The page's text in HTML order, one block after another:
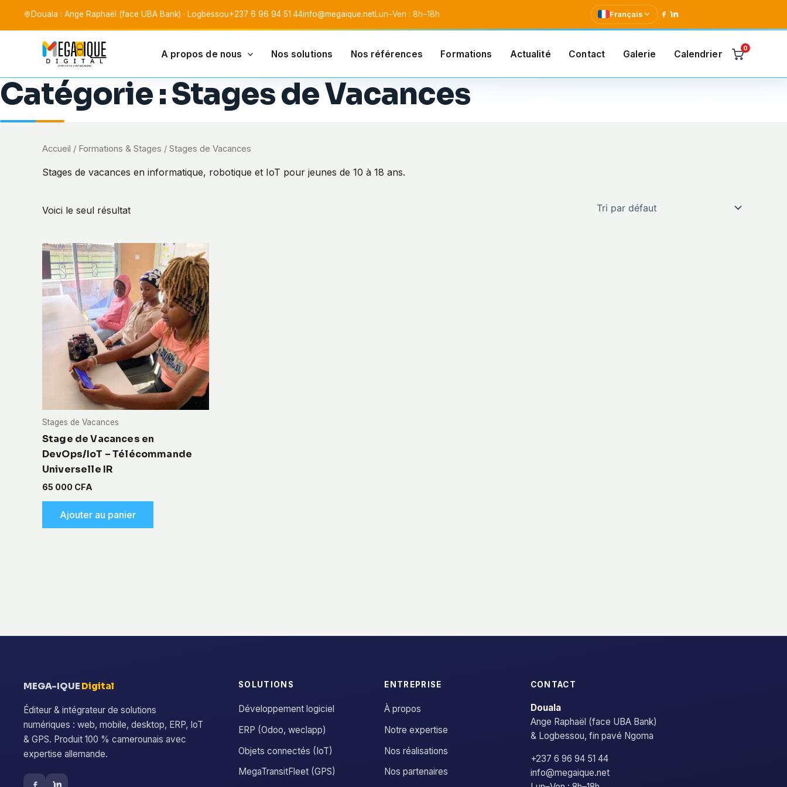
Douala : Ange Raphaël (face UBA Bank) · Logbessou+237 6 96 94 51 44info@megaique.netLun–Ven : 8h–18h Français
Mega-Ique Digital SARL
A propos de nous Nos solutions Nos références Formations Actualité Contact Galerie Calendrier
0
Catégorie :Stages de Vacances
Accueil / Formations & Stages / Stages de Vacances
Stages de vacances en informatique, robotique et IoT pour jeunes de 10 à 18 ans.
Voici le seul résultat
Stages de Vacances
Stage de Vacances en
DevOps/IoT – Télécommande
Universelle IR
65 000 CFA
Ajouter au panier
MEGA-IQUE Digital
Éditeur & intégrateur de solutions
numériques : web, mobile, desktop, ERP, IoT
& GPS. Produit 100 % camerounais avec
expertise allemande.
SOLUTIONS
Développement logiciel
ERP (Odoo, weclapp)
Objets connectés (IoT)
MegaTransitFleet (GPS)
ENTREPRISE
À propos
Notre expertise
Nos réalisations
Nos partenaires
CONTACT
Douala
Ange Raphaël (face UBA Bank)
& Logbessou, fin pavé Ngoma
+237 6 96 94 51 44
info@megaique.net